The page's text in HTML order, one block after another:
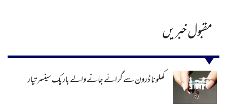
مقبول خبریں
کھلونا ڈرون سے گرائے جانے والے باریک سینسر تیار